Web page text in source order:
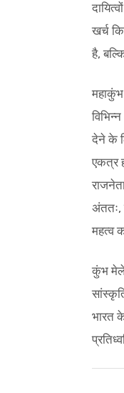
खर्च
है,
देने के
एकत्र
अंततः,
महत्व
कुंभ मेले
भारत